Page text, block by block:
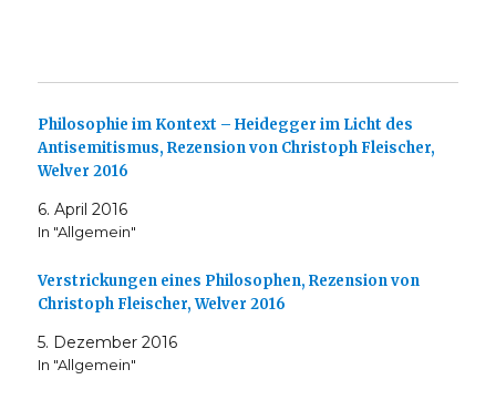
Philosophie im Kontext – Heidegger im Licht des
Antisemitismus, Rezension von Christoph Fleischer,
Welver 2016
6. April 2016
In "Allgemein"
Verstrickungen eines Philosophen, Rezension von
Christoph Fleischer, Welver 2016
5. Dezember 2016
In "Allgemein"